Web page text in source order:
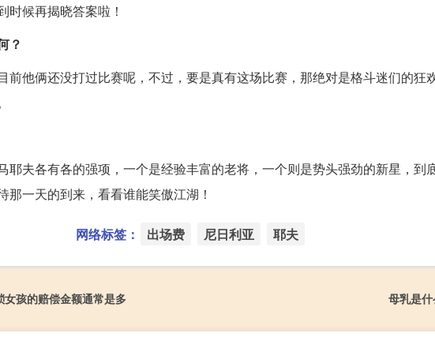
时候再揭晓答案啦！
？
前他俩还没打过比赛呢，不过，要是真有这场比赛，那绝对是格斗迷们的狂
耶夫各有各的强项，一个是经验丰富的老将，一个则是势头强劲的新星，到
一天的到来，看看谁能笑傲江湖！
网络标签： 出场费 尼日利亚 耶夫
孩的赔偿金额通常是多
母乳是